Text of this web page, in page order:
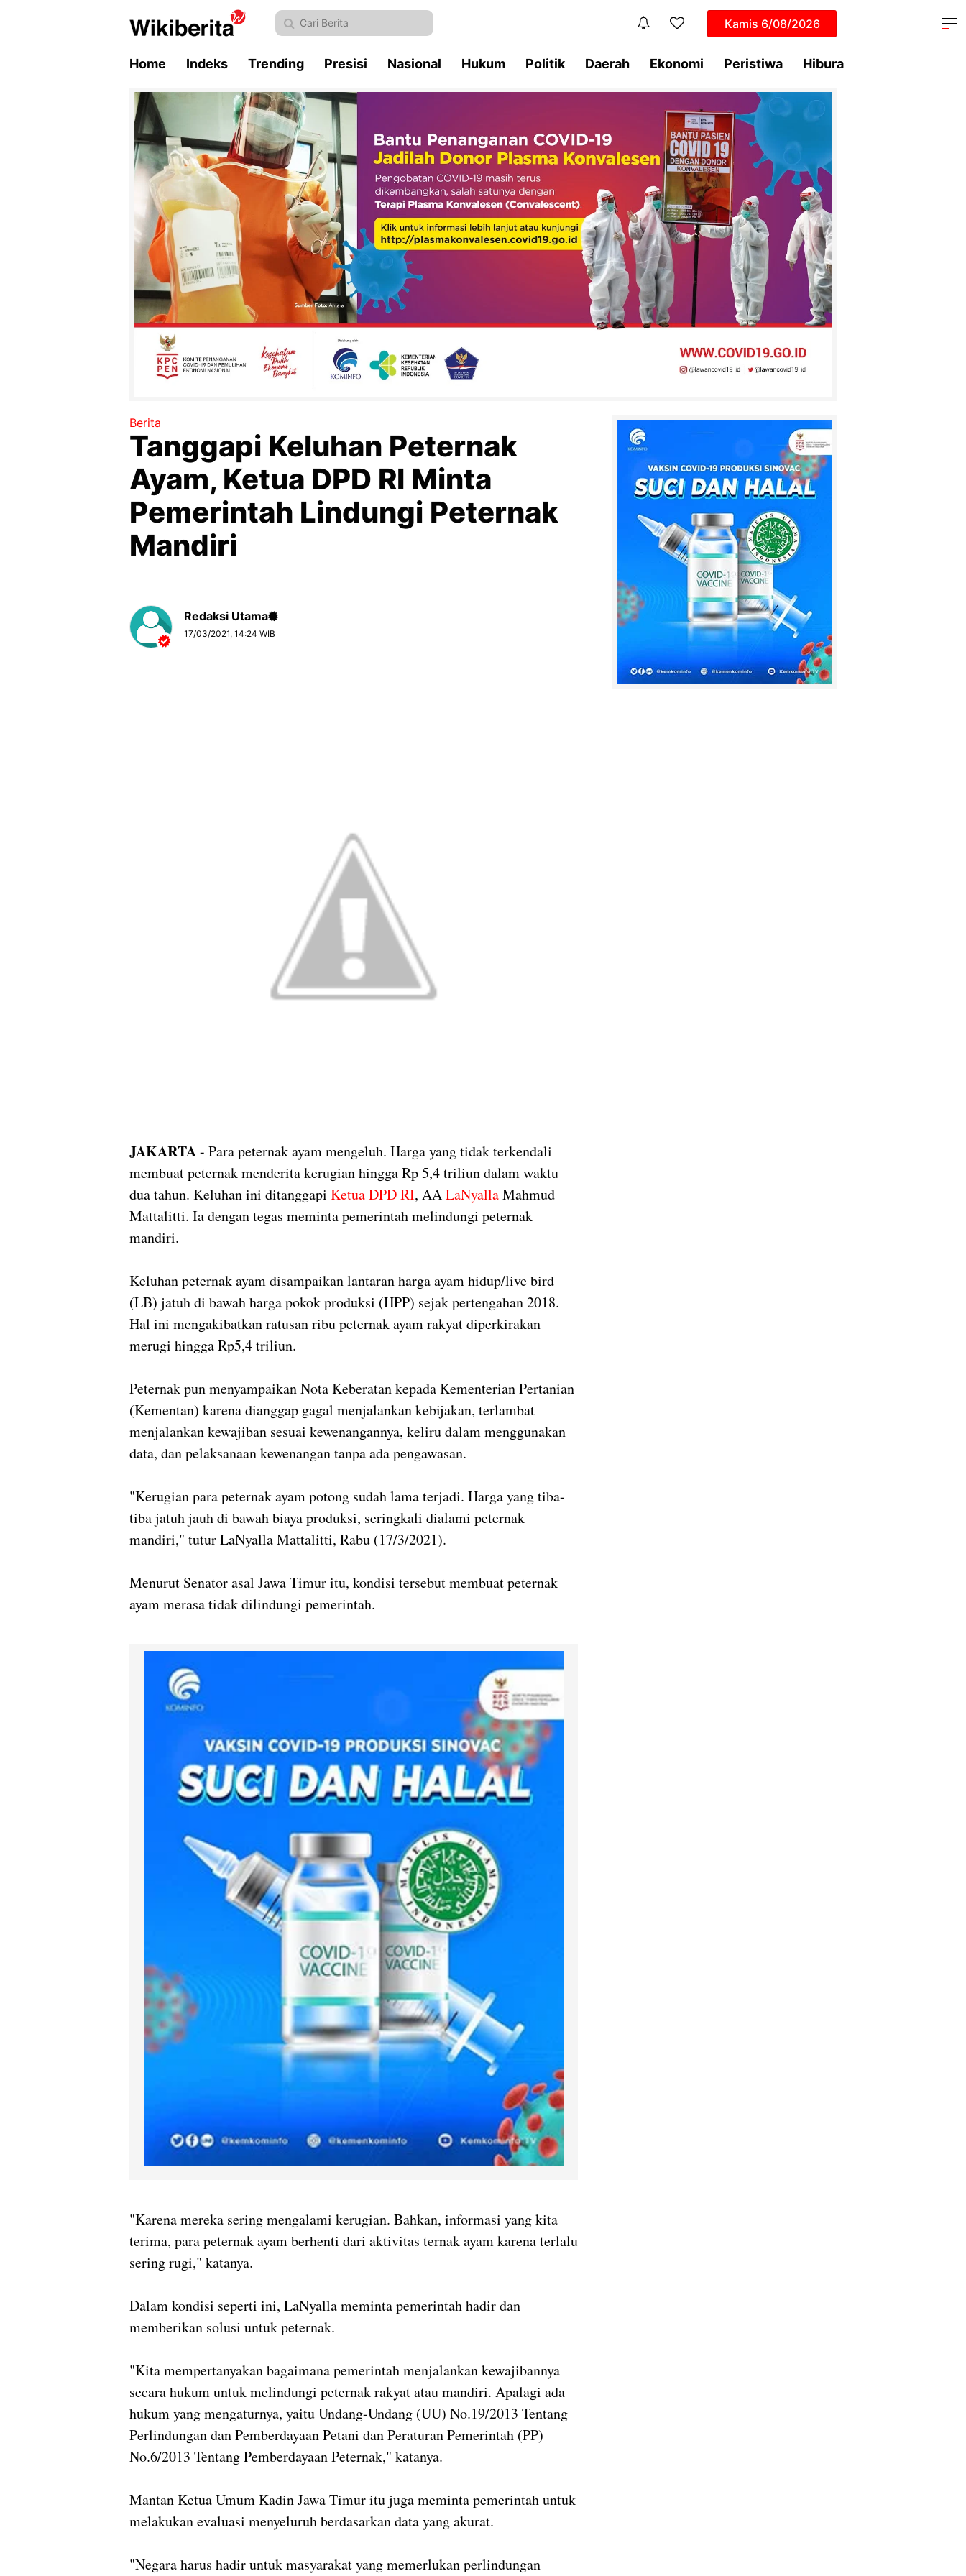
Kamis 6/08/2026
Home Indeks Trending Presisi Nasional Hukum Politik Daerah Ekonomi Peristiwa Hiburan
Berita
Tanggapi Keluhan Peternak
Ayam, Ketua DPD RI Minta
Pemerintah Lindungi Peternak
Mandiri
Redaksi Utama
17/03/2021, 14:24 WIB
JAKARTA- Para peternak ayam mengeluh. Harga yang tidak terkendali
membuat peternak menderita kerugian hingga Rp 5,4 triliun dalam waktu
dua tahun. Keluhan ini ditanggapi Ketua DPD RI, AALaNyallaMahmud
Mattalitti. Ia dengan tegas meminta pemerintah melindungi peternak
mandiri.
Keluhan peternak ayam disampaikan lantaran harga ayam hidup/live bird
(LB) jatuh di bawah harga pokok produksi (HPP) sejak pertengahan 2018.
Hal ini mengakibatkan ratusan ribu peternak ayam rakyat diperkirakan
merugi hingga Rp5,4 triliun.
Peternak pun menyampaikan Nota Keberatan kepada Kementerian Pertanian
(Kementan) karena dianggap gagal menjalankan kebijakan, terlambat
menjalankan kewajiban sesuai kewenangannya, keliru dalam menggunakan
data, dan pelaksanaan kewenangan tanpa ada pengawasan.
"Kerugian para peternak ayam potong sudah lama terjadi. Harga yang tiba-
tiba jatuh jauh di bawah biaya produksi, seringkali dialami peternak
mandiri," tutur LaNyalla Mattalitti, Rabu (17/3/2021).
Menurut Senator asal Jawa Timur itu, kondisi tersebut membuat peternak
ayam merasa tidak dilindungi pemerintah.
"Karena mereka sering mengalami kerugian. Bahkan, informasi yang kita
terima, para peternak ayam berhenti dari aktivitas ternak ayam karena terlalu
sering rugi," katanya.
Dalam kondisi seperti ini, LaNyalla meminta pemerintah hadir dan
memberikan solusi untuk peternak.
"Kita mempertanyakan bagaimana pemerintah menjalankan kewajibannya
secara hukum untuk melindungi peternak rakyat atau mandiri. Apalagi ada
hukum yang mengaturnya, yaitu Undang-Undang (UU) No.19/2013 Tentang
Perlindungan dan Pemberdayaan Petani dan Peraturan Pemerintah (PP)
No.6/2013 Tentang Pemberdayaan Peternak," katanya.
Mantan Ketua Umum Kadin Jawa Timur itu juga meminta pemerintah untuk
melakukan evaluasi menyeluruh berdasarkan data yang akurat.
"Negara harus hadir untuk masyarakat yang memerlukan perlindungan